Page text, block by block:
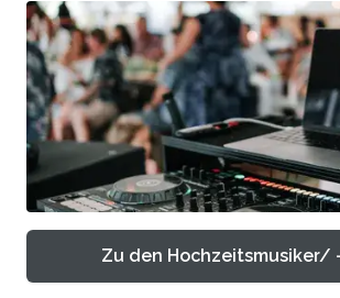
Zu den Hochzeitsmusiker/